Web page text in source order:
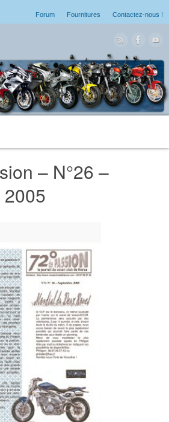
Forum Fournitures Contactez-nous !
– N°26 –